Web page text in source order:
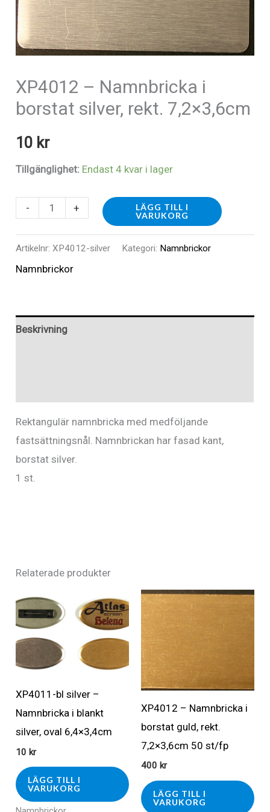
XP4012 – Namnbricka i
borstat silver, rekt. 7,2×3,6cm
10 kr
Tillgänglighet: Endast 4 kvar i lager
-
XP4012
Namnbricka
rekt.
7,2x3,6cm
+
LÄGG TILL I
VARUKORG
Artikelnr:XP4012-silver Kategori: Namnbrickor
Namnbrickor
Beskrivning
Rektangulär namnbricka med medföljande
fastsättningsnål. Namnbrickan har fasad kant,
borstat silver.
1 st.
Relaterade produkter
XP4011-bl silver –
Namnbricka i blankt
silver, oval 6,4×3,4cm
10 kr
LÄGG TILL I
VARUKORG
XP4012 – Namnbricka i
borstat guld, rekt.
7,2×3,6cm 50 st/fp
400 kr
LÄGG TILL I
VARUKORG